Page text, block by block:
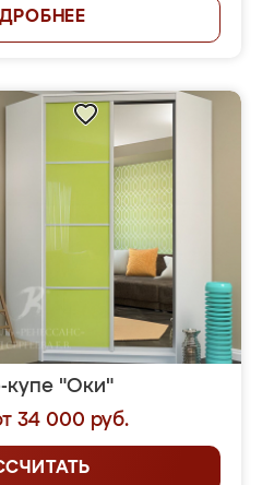
купе "Оки"
34 000 руб.